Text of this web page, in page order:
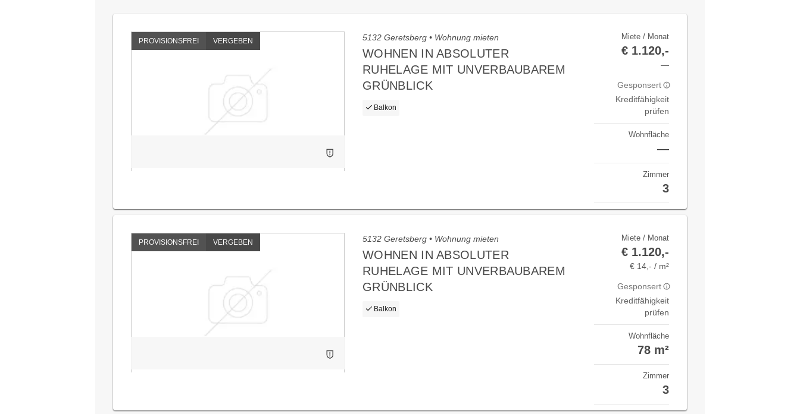
PROVISIONSFREI VERGEBEN 5132 Geretsberg • Wohnung mieten
WOHNEN IN ABSOLUTER
RUHELAGE MIT UNVERBAUBAREM
GRÜNBLICK
Balkon
Miete / Monat
€ 1.120,-
—
Gesponsert
Kreditfähigkeit
prüfen
Wohnfläche
—
Zimmer
3
PROVISIONSFREI VERGEBEN 5132 Geretsberg • Wohnung mieten
WOHNEN IN ABSOLUTER
RUHELAGE MIT UNVERBAUBAREM
GRÜNBLICK
Balkon
Miete / Monat
€ 1.120,-
€ 14,- / m²
Gesponsert
Kreditfähigkeit
prüfen
Wohnfläche
78 m²
Zimmer
3